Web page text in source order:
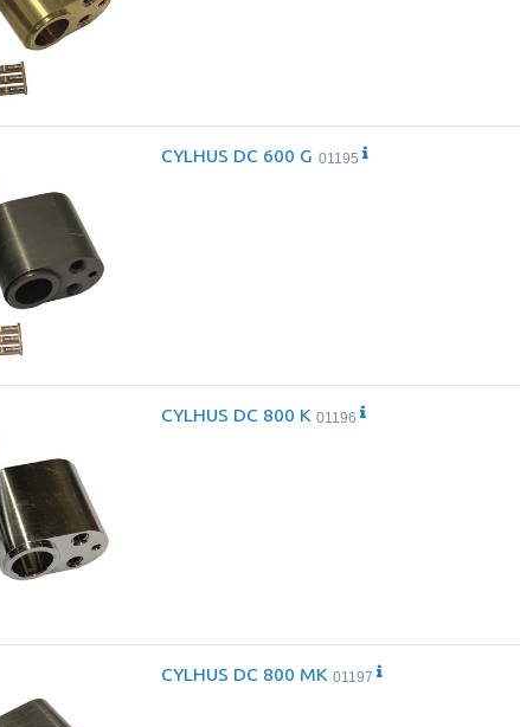
CYLHUS DC 600 G 01195
CYLHUS DC 800 K 01196
CYLHUS DC 800 MK 01197